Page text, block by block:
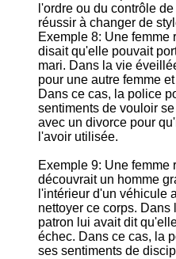
l'ordre ou du contrôle
réussir à changer de
Exemple 8: Une femme
disait qu'elle pouvait
mari. Dans la vie
pour une autre femme
Dans ce cas, la police
sentiments de vouloir
avec un divorce pour
l'avoir utilisée.
Exemple 9: Une femme
découvrait un homme
l'intérieur d'un véhicule
nettoyer ce corps. Dans
patron lui avait dit
échec. Dans ce cas, la
ses sentiments de